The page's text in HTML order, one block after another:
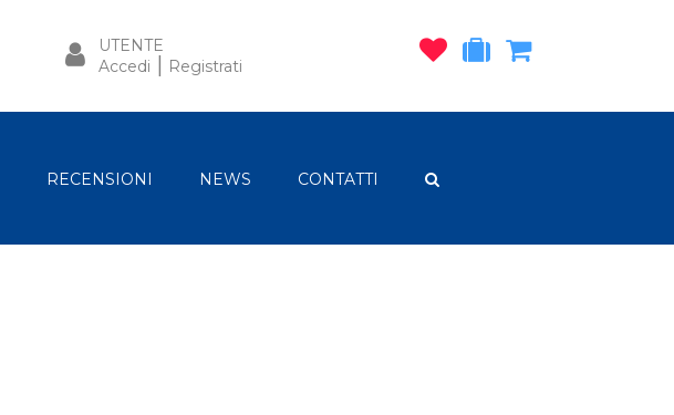
UTENTE
Accedi | Registrati
RECENSIONI NEWS CONTATTI